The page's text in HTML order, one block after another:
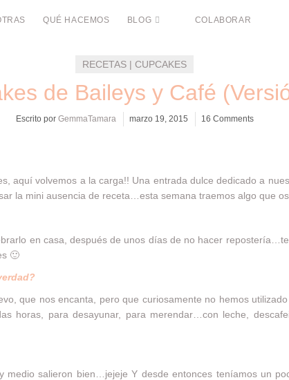
QUÉ HACEMOS BLOG COLABORAR
RECETAS | CUPCAKES
de Baileys y Café
Escrito por GemmaTamara marzo 19, 2015 16 Comments
aquí volvemos a la carga!! Una entrada dulce dedicado a
la mini ausencia de receta…esta semana traemos algo que
en casa, después de unos días de no hacer
🙂
que nos encanta, pero que curiosamente no hemos
horas, para desayunar, para merendar…con leche,
medio salieron bien…jejeje Y desde entonces teníamos un